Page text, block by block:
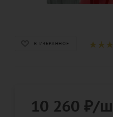
В ИЗБРАННОЕ
10 260 ₽/